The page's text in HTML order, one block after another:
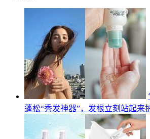
蓬松“秀发神器”，发根立刻站起来